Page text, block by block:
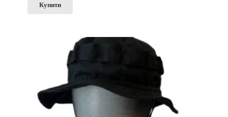
Купити